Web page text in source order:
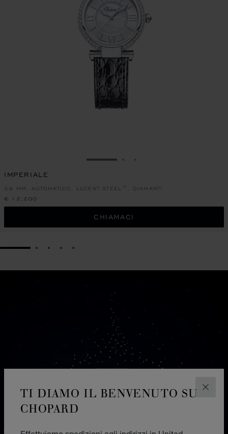
TI DIAMO IL BENVENUTO SU
CHOPARD
VAI ALLA SLIDE 1
IMPERIALE
29 MM, AUTOMATICO, LUCENT STEEL™, DIAMANTI
€ 12,200
CHIAMACI
GO TO SLIDE 1GO TO SLIDE 2
GO TO SLIDE 3
GO TO SLIDE 4
GO TO SLIDE 5